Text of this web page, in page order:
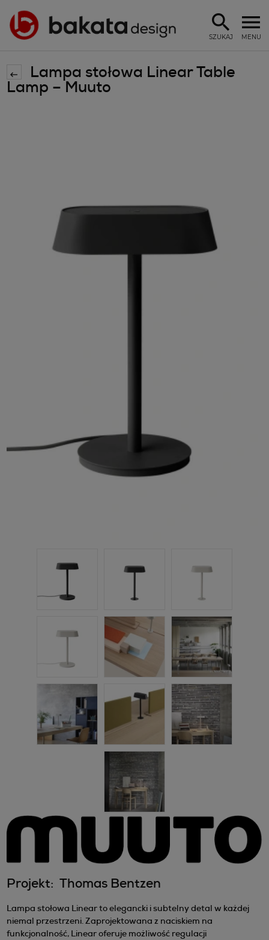
MENU
SZUKAJ
Lampa stołowa Linear Table
Lamp – Muuto
Projekt: Thomas Bentzen
Lampa stołowa Linear to elegancki i subtelny detal w każdej
niemal przestrzeni. Zaprojektowana z naciskiem na
funkcjonalność, Linear oferuje możliwość regulacji